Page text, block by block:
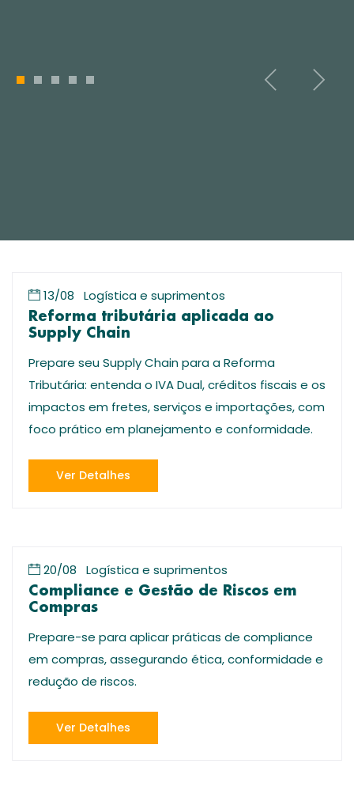
1 2 3 4 5
13/08 Logística e suprimentos
Reforma tributária aplicada ao
Supply Chain
Prepare seu Supply Chain para a Reforma
Tributária: entenda o IVA Dual, créditos fiscais e os
impactos em fretes, serviços e importações, com
foco prático em planejamento e conformidade.
Ver Detalhes
20/08 Logística e suprimentos
Compliance e Gestão de Riscos em
Compras
Prepare-se para aplicar práticas de compliance
em compras, assegurando ética, conformidade e
redução de riscos.
Ver Detalhes